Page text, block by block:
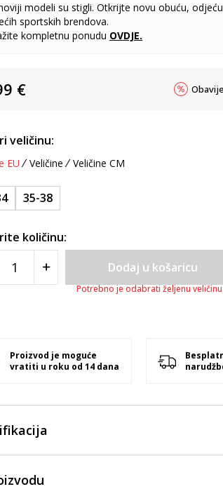
modeli su stigli. Otkrijte novu obuću,
sportskih brendova.
kompletnu ponudu OVDJE.
€
veličinu:
EU Veličine Veličine CM
35-38
količinu:
Dodaj u košaricu
Potrebno je odabrati željenu veličinu
Proizvod je moguće
vratiti u roku od 14 dana